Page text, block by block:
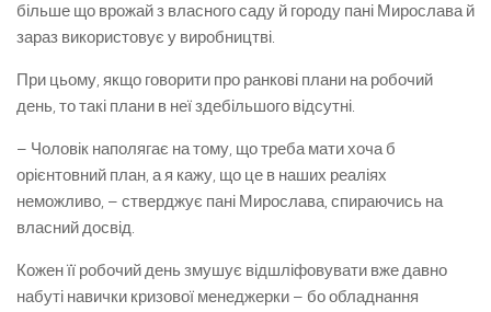
більше що врожай з власного саду й городу пані Мирослава й
зараз використовує у виробництві.
При цьому, якщо говорити про ранкові плани на робочий
день, то такі плани в неї здебільшого відсутні.
– Чоловік наполягає на тому, що треба мати хоча б
орієнтовний план, а я кажу, що це в наших реаліях
неможливо, – стверджує пані Мирослава, спираючись на
власний досвід.
Кожен її робочий день змушує відшліфовувати вже давно
набуті навички кризової менеджерки – бо обладнання